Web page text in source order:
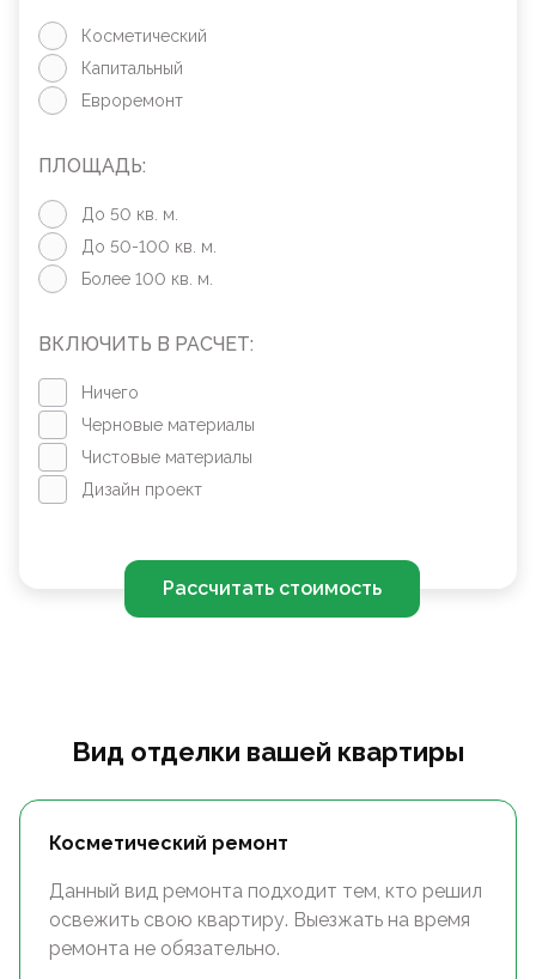
Косметический
Капитальный
Евроремонт
ПЛОЩАДЬ:
До 50 кв. м.
До 50-100 кв. м.
Более 100 кв. м.
ВКЛЮЧИТЬ В РАСЧЕТ:
Ничего
Черновые материалы
Чистовые материалы
Дизайн проект
Рассчитать стоимость
Вид отделки вашей квартиры
Косметический ремонт
Данный вид ремонта подходит тем, кто решил
освежить свою квартиру. Выезжать на время
ремонта не обязательно.